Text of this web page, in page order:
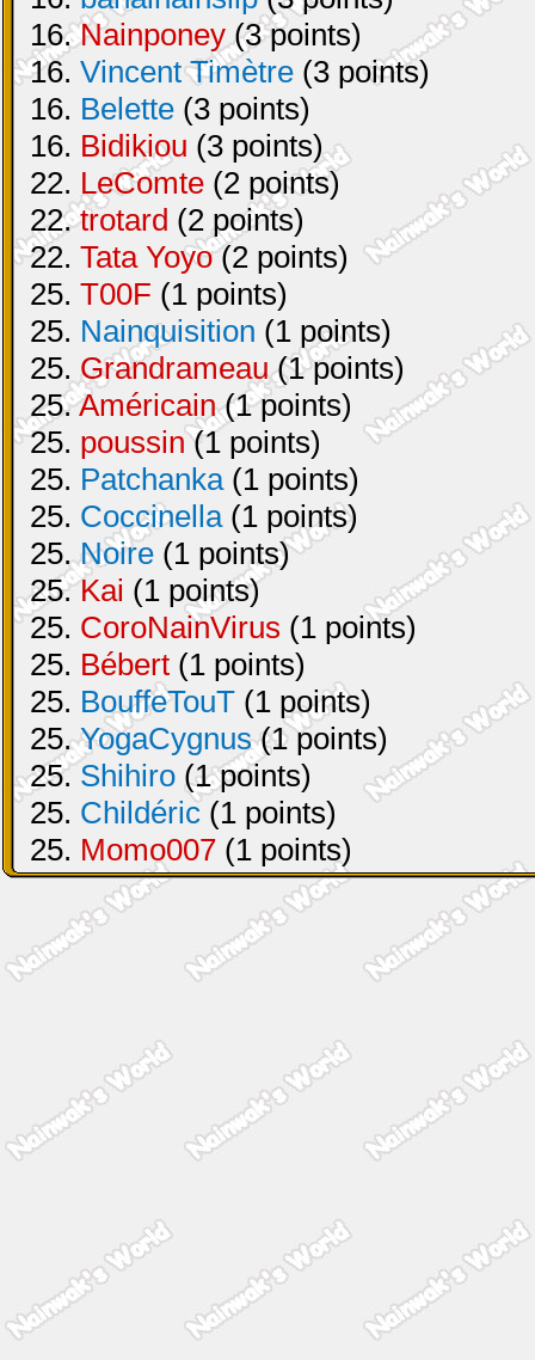
16.Nainponey(3 points)
16. Vincent Timètre (3 points)
16. Belette (3 points)
16. Bidikiou (3 points)
22. LeComte (2 points)
22.trotard (2 points)
22. Tata Yoyo(2 points)
25. T00F (1 points)
25. Nainquisition (1 points)
25. Grandrameau(1 points)
25.Américain(1 points)
25. poussin(1 points)
25. Patchanka(1 points)
25. Coccinella(1 points)
25.Noire (1 points)
25.Kai (1 points)
25. CoroNainVirus (1 points)
25. Bébert (1 points)
25. BouffeTouT (1 points)
25.YogaCygnus(1 points)
25.Shihiro (1 points)
25. Childéric (1 points)
25. Momo007 (1 points)